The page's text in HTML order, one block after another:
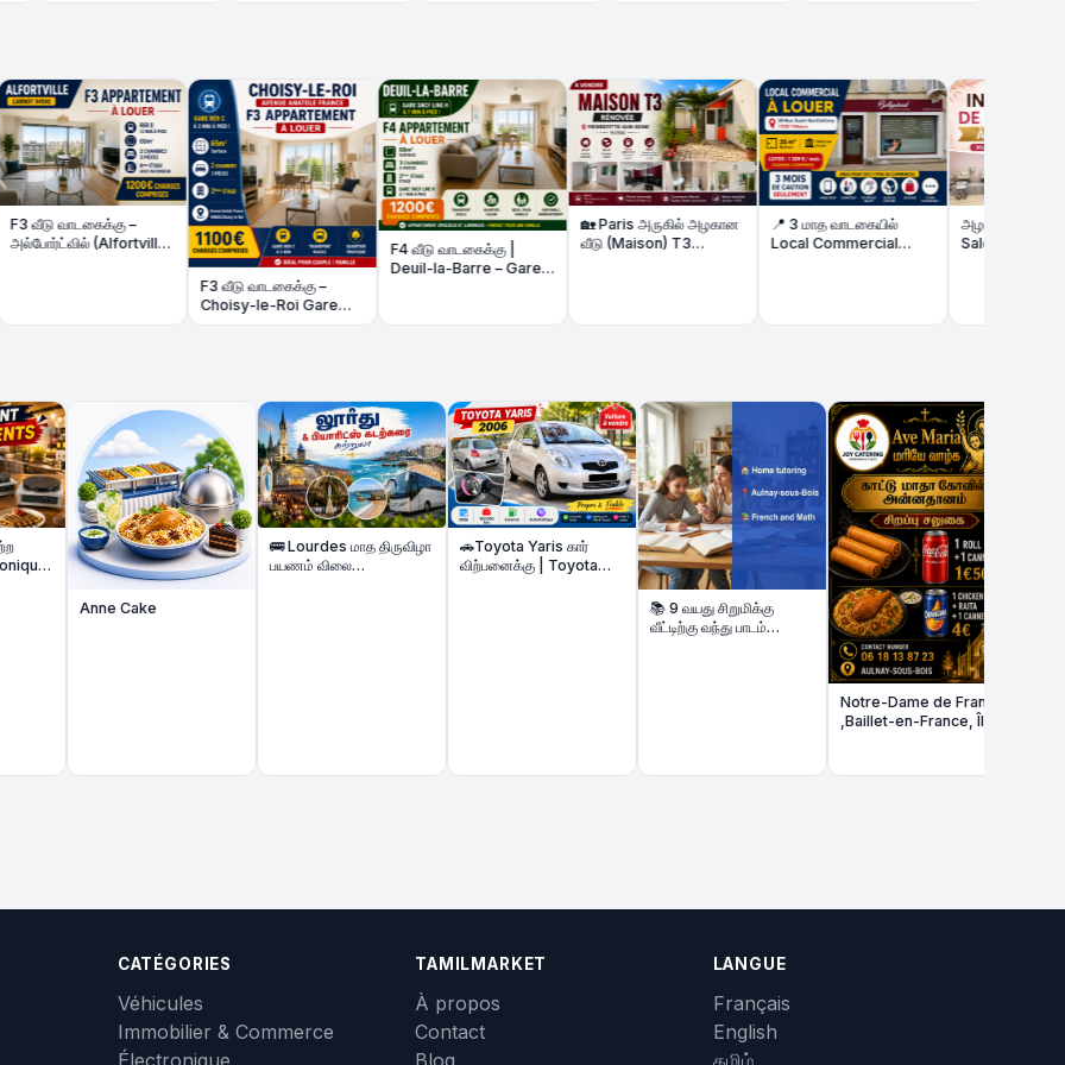
–
(Alfortville)
F3 வீடு வாடகைக்கு –
Choisy-le-Roi Gare
F4 வீடு வாடகைக்கு |
Deuil-la-Barre – Gare
Line H 7 நிமிடம்
🏡 Paris அருகில் அழகான
வீடு (Maison) T3
rénovée விற்பனைக்கு |
📍 3 மாத வாடகையில்
Local Commercial
Caution
அழகு நிலையம் (Beauty
Salon) விற்பனைக்கு – முழு
Anne Cake
🚌 Lourdes மாத திருவிழா
பயணம் விலை
🚗Toyota Yaris கார்
விற்பனைக்கு | Toyota
📚 9 வயது சிறுமிக்கு
வீட்டிற்கு வந்து பாடம்
Notre-Dame de France
,Baillet-en-France, Île-
Kaatu Matha
CATÉGORIES
Véhicules
Immobilier & Commerce
TAMILMARKET
À propos
Contact
LANGUE
Français
English